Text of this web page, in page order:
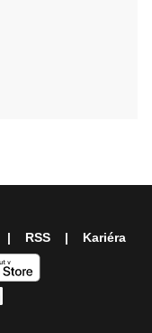
RSS Kariéra